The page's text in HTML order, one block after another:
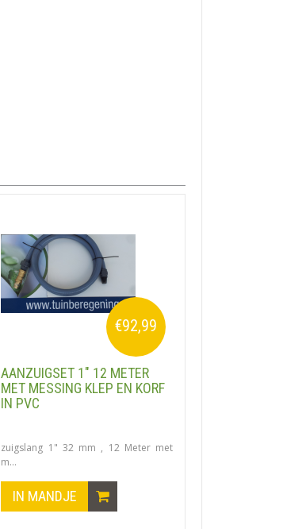
€92,99
AANZUIGSET 1" 12 METER
MET MESSING KLEP EN KORF
IN PVC
zuigslang 1" 32 mm , 12 Meter met
m...
IN MANDJE